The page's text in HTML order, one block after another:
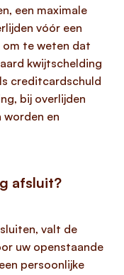
een maximale
vóór een
om te weten dat
kwijtschelding
creditcardschuld
bij overlijden
en
afsluit?
valt de
uw openstaande
persoonlijke